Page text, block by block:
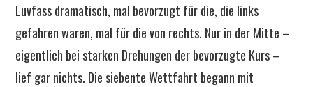
Luvfass dramatisch, mal bevorzugt für die, die links
gefahren waren, mal für die von rechts. Nur in der Mitte –
eigentlich bei starken Drehungen der bevorzugte Kurs –
lief gar nichts. Die siebente Wettfahrt begann mit